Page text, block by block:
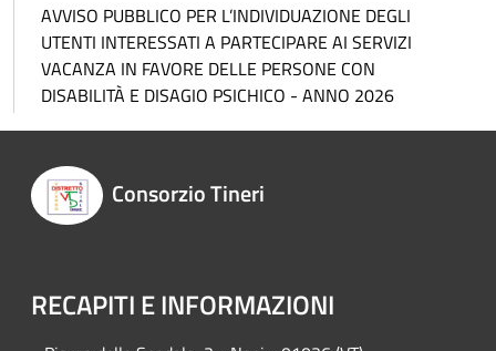
AVVISO PUBBLICO PER L’INDIVIDUAZIONE DEGLI
UTENTI INTERESSATI A PARTECIPARE AI SERVIZI
VACANZA IN FAVORE DELLE PERSONE CON
DISABILITÀ E DISAGIO PSICHICO - ANNO 2026
Consorzio Tineri
RECAPITI E INFORMAZIONI